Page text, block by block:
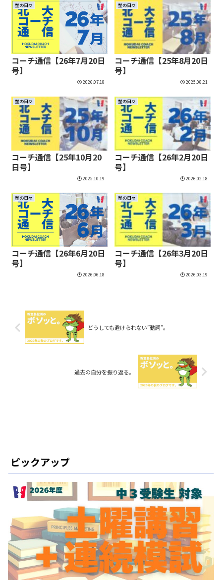
塾の日々
コーチ通信【26年7月20日
号】
2026.07.18
塾の日々
コーチ通信【25年8月20日
号】
2025.08.21
塾の日々
コーチ通信【25年10月20
日号】
2025.10.19
塾の日々
コーチ通信【26年2月20日
号】
2026.02.18
塾の日々
コーチ通信【26年6月20日
号】
2026.06.18
塾の日々
コーチ通信【26年3月20日
号】
2026.03.19
どうしても避けられない”動詞”。
過去の自分を振り返る。
ピックアップ